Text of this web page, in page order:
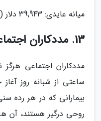
میانه عایدی: 39,943 دلار (28,311 پوند)
13. مددکاران اجتماعی
مددکاران اجتماعی
ساعتی از شبانه روز
بیمارانی که در هر رده
روحی درگیر هستند، آن